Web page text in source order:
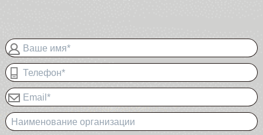
Ваше имя*
Телефон*
Email*
Наименование организации